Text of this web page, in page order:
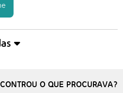
O QUE PROCURAVA?